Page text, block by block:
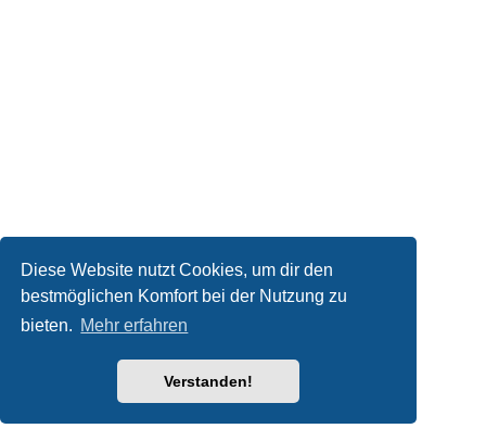
Diese Website nutzt Cookies, um dir den
bestmöglichen Komfort bei der Nutzung zu
bieten. Mehr erfahren
Verstanden!